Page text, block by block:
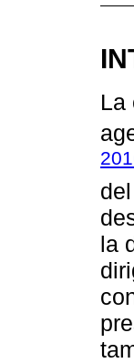
La
la